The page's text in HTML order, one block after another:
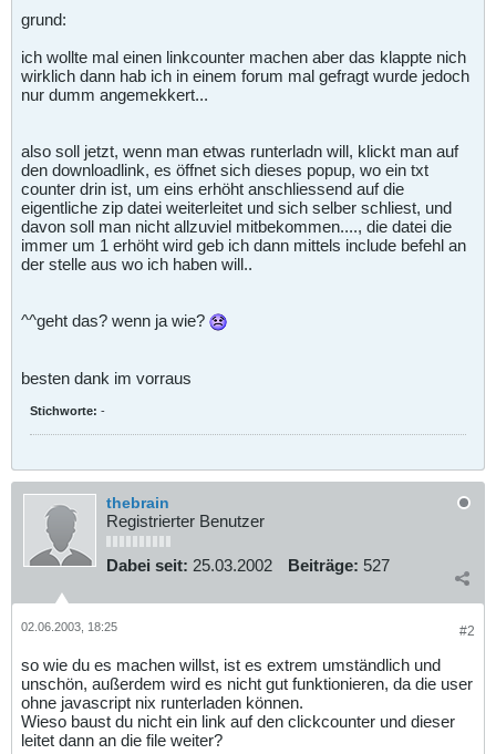
grund:
ich wollte mal einen linkcounter machen aber das klappte nich
wirklich dann hab ich in einem forum mal gefragt wurde jedoch
nur dumm angemekkert...
also soll jetzt, wenn man etwas runterladn will, klickt man auf
den downloadlink, es öffnet sich dieses popup, wo ein txt
counter drin ist, um eins erhöht anschliessend auf die
eigentliche zip datei weiterleitet und sich selber schliest, und
davon soll man nicht allzuviel mitbekommen...., die datei die
immer um 1 erhöht wird geb ich dann mittels include befehl an
der stelle aus wo ich haben will..
^^geht das? wenn ja wie?
besten dank im vorraus
Stichworte: -
thebrain
Registrierter Benutzer
Dabei seit: 25.03.2002 Beiträge: 527
#2
02.06.2003, 18:25
so wie du es machen willst, ist es extrem umständlich und
unschön, außerdem wird es nicht gut funktionieren, da die user
ohne javascript nix runterladen können.
Wieso baust du nicht ein link auf den clickcounter und dieser
leitet dann an die file weiter?